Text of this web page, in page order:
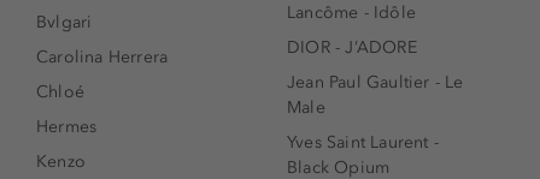
Bvlgari
Carolina Herrera
Chloé
Hermes
Kenzo
Lancôme - Idôle
DIOR - J’ADORE
Jean Paul Gaultier - Le
Male
Yves Saint Laurent -
Black Opium